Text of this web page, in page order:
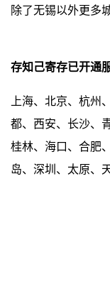
除了无锡以外更多
存知己寄存已开通
上海、北京、杭州
都、西安、长沙、
桂林、海口、合肥
岛、深圳、太原、